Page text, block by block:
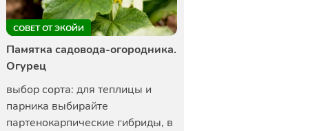
СОВЕТ ОТ ЭКОЙИ
Памятка садовода-огородника.
Огурец
выбор сорта: для теплицы и
парника выбирайте
партенокарпические гибриды, в